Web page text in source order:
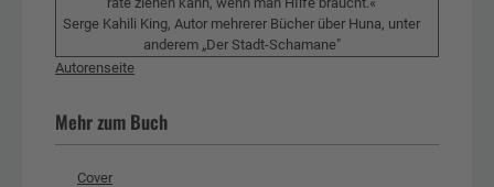
Serge Kahili King, Autor mehrerer Bücher über Huna, unter
anderem „Der Stadt-Schamane"
Autorenseite
Mehr zum Buch
Cover